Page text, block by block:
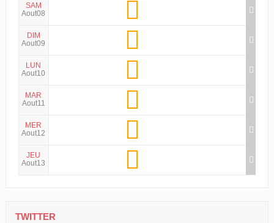
SAM
Aout08
DIM
Aout09
LUN
Aout10
MAR
Aout11
MER
Aout12
JEU
Aout13
TWITTER